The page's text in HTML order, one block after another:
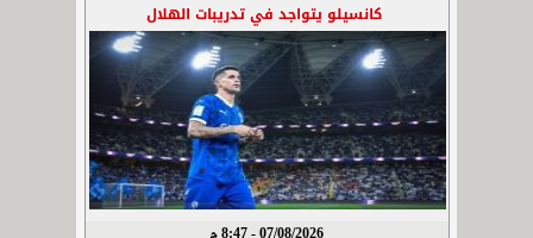
كانسيلو يتواجد في تدريبات الهلال